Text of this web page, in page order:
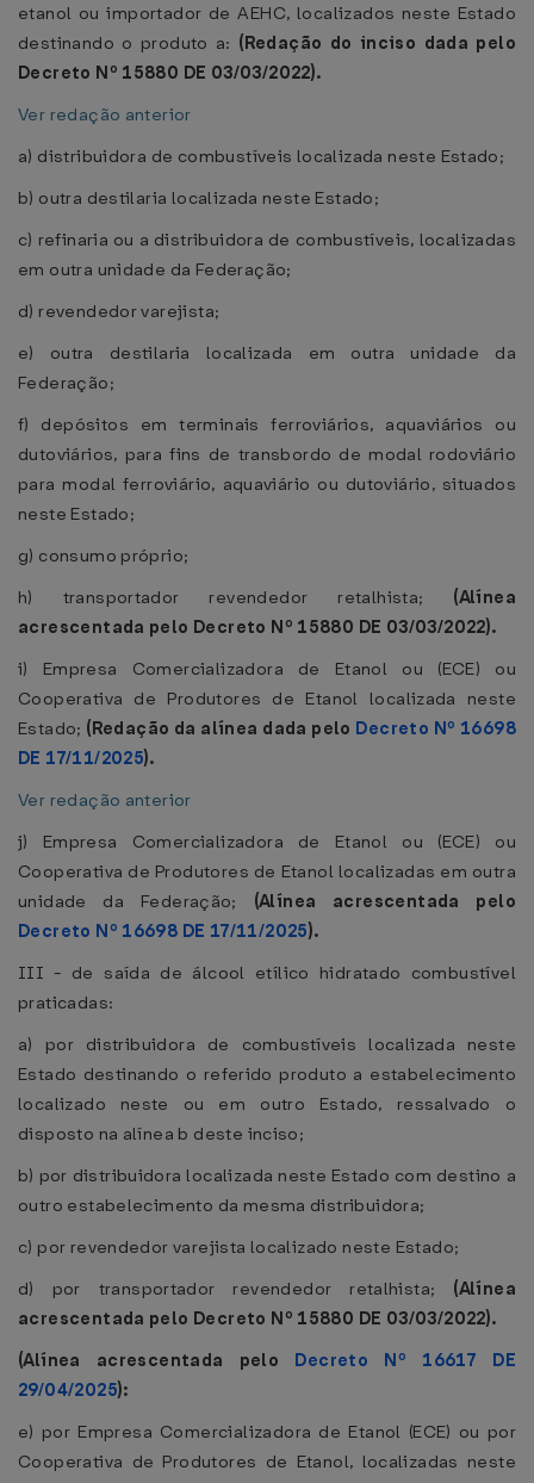
etanol ou importador de AEHC, localizados neste Estado
destinando o produto a: (Redação do inciso dada pelo
Decreto Nº 15880 DE 03/03/2022).
Ver redação anterior
a) distribuidora de combustíveis localizada neste Estado;
b) outra destilaria localizada neste Estado;
c) refinaria ou a distribuidora de combustíveis, localizadas
em outra unidade da Federação;
d) revendedor varejista;
e) outra destilaria localizada em outra unidade da
Federação;
f) depósitos em terminais ferroviários, aquaviários ou
dutoviários, para fins de transbordo de modal rodoviário
para modal ferroviário, aquaviário ou dutoviário, situados
neste Estado;
g) consumo próprio;
h) transportador revendedor retalhista; (Alínea
acrescentada pelo Decreto Nº 15880 DE 03/03/2022).
i) Empresa Comercializadora de Etanol ou (ECE) ou
Cooperativa de Produtores de Etanol localizada neste
Estado; (Redação da alínea dada pelo Decreto Nº 16698
DE 17/11/2025).
Ver redação anterior
j) Empresa Comercializadora de Etanol ou (ECE) ou
Cooperativa de Produtores de Etanol localizadas em outra
unidade da Federação; (Alínea acrescentada pelo
Decreto Nº 16698 DE 17/11/2025).
III - de saída de álcool etílico hidratado combustível
praticadas:
a) por distribuidora de combustíveis localizada neste
Estado destinando o referido produto a estabelecimento
localizado neste ou em outro Estado, ressalvado o
disposto na alínea b deste inciso;
b) por distribuidora localizada neste Estado com destino a
outro estabelecimento da mesma distribuidora;
c) por revendedor varejista localizado neste Estado;
d) por transportador revendedor retalhista; (Alínea
acrescentada pelo Decreto Nº 15880 DE 03/03/2022).
(Alínea acrescentada pelo Decreto Nº 16617 DE
29/04/2025):
e) por Empresa Comercializadora de Etanol (ECE) ou por
Cooperativa de Produtores de Etanol, localizadas neste